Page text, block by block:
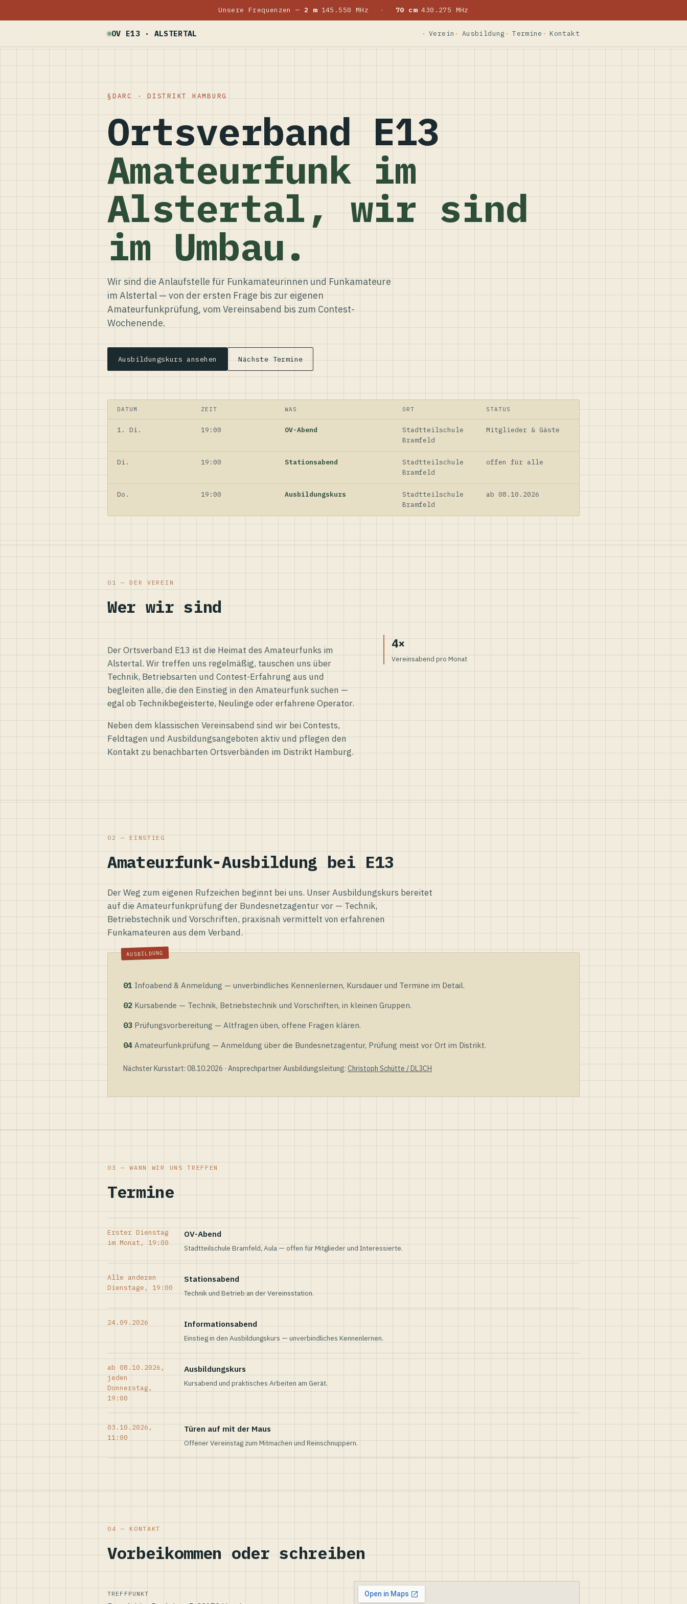
Unsere Frequenzen — 2 m145.550 MHz · 70 cm430.275 MHz
OV E13 · ALSTERTAL Verein Ausbildung Termine Kontakt
DARC · DISTRIKT HAMBURG
Ortsverband E13
Amateurfunk im
Alstertal, wir sind
im Umbau.
Wir sind die Anlaufstelle für Funkamateurinnen und Funkamateure
im Alstertal — von der ersten Frage bis zur eigenen
Amateurfunkprüfung, vom Vereinsabend bis zum Contest-
Wochenende.
Ausbildungskurs ansehen Nächste Termine
DATUM ZEIT WAS ORT STATUS
1. Di. 19:00 OV-Abend
Stadtteilschule
Bramfeld
Mitglieder & Gäste
Di. 19:00 Stationsabend
Stadtteilschule
Bramfeld
offen für alle
Do. 19:00 Ausbildungskurs
Stadtteilschule
Bramfeld
ab 08.10.2026
01 — DER VEREIN
Wer wir sind
Der Ortsverband E13 ist die Heimat des Amateurfunks im
Alstertal. Wir treffen uns regelmäßig, tauschen uns über
Technik, Betriebsarten und Contest-Erfahrung aus und
begleiten alle, die den Einstieg in den Amateurfunk suchen —
egal ob Technikbegeisterte, Neulinge oder erfahrene Operator.
Neben dem klassischen Vereinsabend sind wir bei Contests,
Feldtagen und Ausbildungsangeboten aktiv und pflegen den
Kontakt zu benachbarten Ortsverbänden im Distrikt Hamburg.
4×
Vereinsabend pro Monat
02 — EINSTIEG
Amateurfunk-Ausbildung bei E13
Der Weg zum eigenen Rufzeichen beginnt bei uns. Unser Ausbildungskurs bereitet
auf die Amateurfunkprüfung der Bundesnetzagentur vor — Technik,
Betriebstechnik und Vorschriften, praxisnah vermittelt von erfahrenen
Funkamateuren aus dem Verband.
01 Infoabend & Anmeldung — unverbindliches Kennenlernen, Kursdauer und Termine im Detail.
02 Kursabende — Technik, Betriebstechnik und Vorschriften, in kleinen Gruppen.
03 Prüfungsvorbereitung — Altfragen üben, offene Fragen klären.
04 Amateurfunkprüfung — Anmeldung über die Bundesnetzagentur, Prüfung meist vor Ort im Distrikt.
Nächster Kursstart: 08.10.2026 · Ansprechpartner Ausbildungsleitung: Christoph Schütte / DL3CH
03 — WANN WIR UNS TREFFEN
Termine
Erster Dienstag
im Monat, 19:00
OV-Abend
Stadtteilschule Bramfeld, Aula — offen für Mitglieder und Interessierte.
Alle anderen
Dienstage, 19:00
Stationsabend
Technik und Betrieb an der Vereinsstation.
24.09.2026 Informationsabend
Einstieg in den Ausbildungskurs — unverbindliches Kennenlernen.
ab 08.10.2026,
jeden
Donnerstag,
19:00
Ausbildungskurs
Kursabend und praktisches Arbeiten am Gerät.
03.10.2026,
11:00
Türen auf mit der Maus
Offener Vereinstag zum Mitmachen und Reinschnuppern.
04 — KONTAKT
Vorbeikommen oder schreiben
TREFFPUNKT